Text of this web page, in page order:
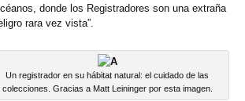
donde los Registradores son una extraña
rara vez vista”.
Un registrador en su hábitat natural: el cuidado de las
colecciones. Gracias a Matt Leininger por esta imagen.